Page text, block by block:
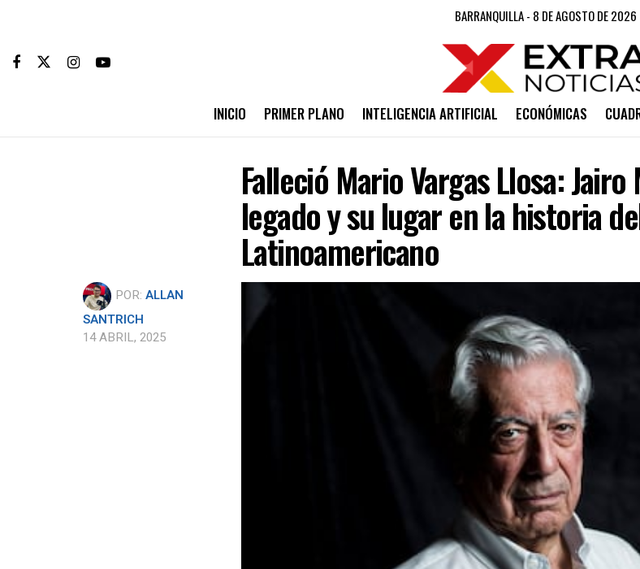
BARRANQUILLA - 8 DE AGOSTO DE 2026
INICIO PRIMER PLANO INTELIGENCIA ARTIFICIAL ECONÓMICAS
Falleció Mario Vargas Llosa:
legado y su lugar en la historia
Latinoamericano
POR: ALLAN
SANTRICH
14 ABRIL, 2025